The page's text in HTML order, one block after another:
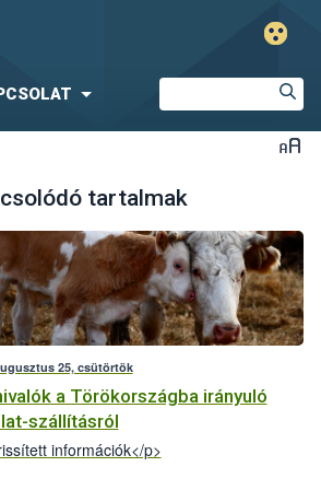
tartalmak
25, csütörtök
a Törökországba irányuló
szállításról
információk</p>